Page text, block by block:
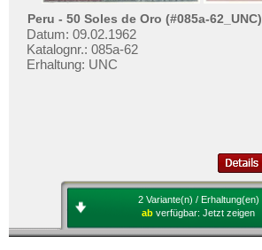
Peru - 50 Soles de Oro (#085a-62_UNC)
Datum: 09.02.1962
Katalognr.: 085a-62
Erhaltung: UNC
2 Variante(n) / Erhaltung(en)
ab verfügbar: Jetzt zeigen